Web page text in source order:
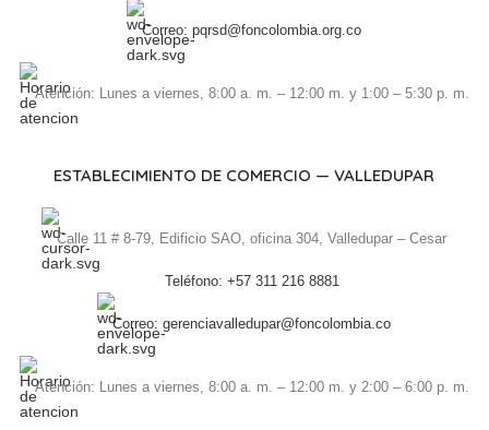
Correo: pqrsd@foncolombia.org.co
Atención: Lunes a viernes, 8:00 a. m. – 12:00 m. y 1:00 – 5:30 p. m.
ESTABLECIMIENTO DE COMERCIO — VALLEDUPAR
Calle 11 # 8-79, Edificio SAO, oficina 304, Valledupar – Cesar
Teléfono: +57 311 216 8881
Correo: gerenciavalledupar@foncolombia.co
Atención: Lunes a viernes, 8:00 a. m. – 12:00 m. y 2:00 – 6:00 p. m.